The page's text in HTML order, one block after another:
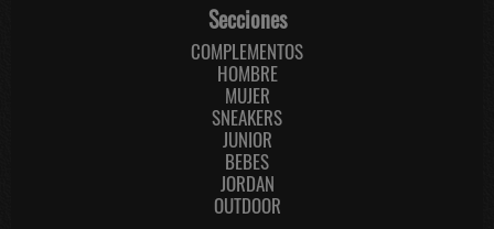
Secciones
COMPLEMENTOS
HOMBRE
MUJER
SNEAKERS
JUNIOR
BEBES
JORDAN
OUTDOOR